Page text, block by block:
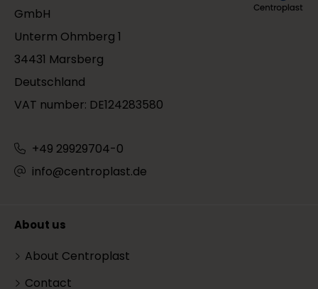
GmbH
Unterm Ohmberg 1
34431 Marsberg
Deutschland
VAT number: DE124283580
+49 29929704-0
info@centroplast.de
About us
About Centroplast
Contact